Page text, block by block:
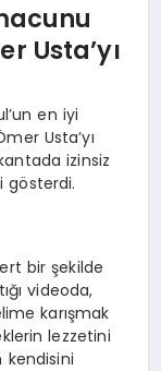
Usta’yı
en iyi
Usta’yı
izinsiz
gösterdi.
bir şekilde
videoda,
karışmak
lezzetini
kendisini